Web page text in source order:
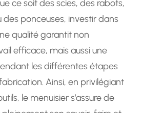
ce soit des scies, des rabots,
des ponceuses, investir dans
qualité garantit non
efficace, mais aussi une
les différentes étapes
Ainsi, en privilégiant
le menuisier s’assure de